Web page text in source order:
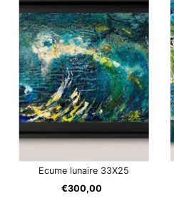
Ecume lunaire 33X25
Prix
€300,00